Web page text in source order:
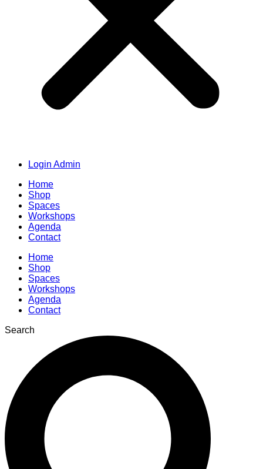
Login Admin
Home
Shop
Spaces
Workshops
Agenda
Contact
Home
Shop
Spaces
Workshops
Agenda
Contact
Search